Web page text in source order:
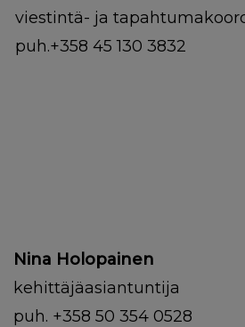
viestintä- ja
puh.+358 45 130 3832
Nina Holopainen
kehittäjäasiantuntija
puh. +358 50 354 0528